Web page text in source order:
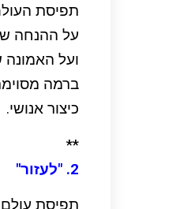
תפיסת
על ההנחה
ועל האמונה
ברמה
כיצור אנושי.
**
2. "לעזור"
תפיסת עולם